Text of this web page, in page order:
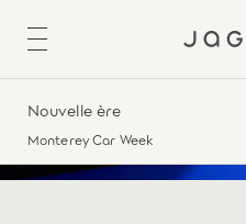
Nouvelle ère
Monterey Car Week